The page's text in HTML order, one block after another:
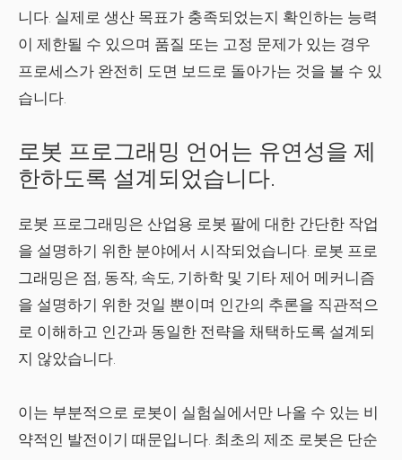
니다. 실제로 생산 목표가 충족되었는지 확인하는 능력
이 제한될 수 있으며 품질 또는 고정 문제가 있는 경우
프로세스가 완전히 도면 보드로 돌아가는 것을 볼 수 있
습니다.
로봇 프로그래밍 언어는 유연성을 제
한하도록 설계되었습니다.
로봇 프로그래밍은 산업용 로봇 팔에 대한 간단한 작업
을 설명하기 위한 분야에서 시작되었습니다. 로봇 프로
그래밍은 점, 동작, 속도, 기하학 및 기타 제어 메커니즘
을 설명하기 위한 것일 뿐이며 인간의 추론을 직관적으
로 이해하고 인간과 동일한 전략을 채택하도록 설계되
지 않았습니다.
이는 부분적으로 로봇이 실험실에서만 나올 수 있는 비
약적인 발전이기 때문입니다. 최초의 제조 로봇은 단순